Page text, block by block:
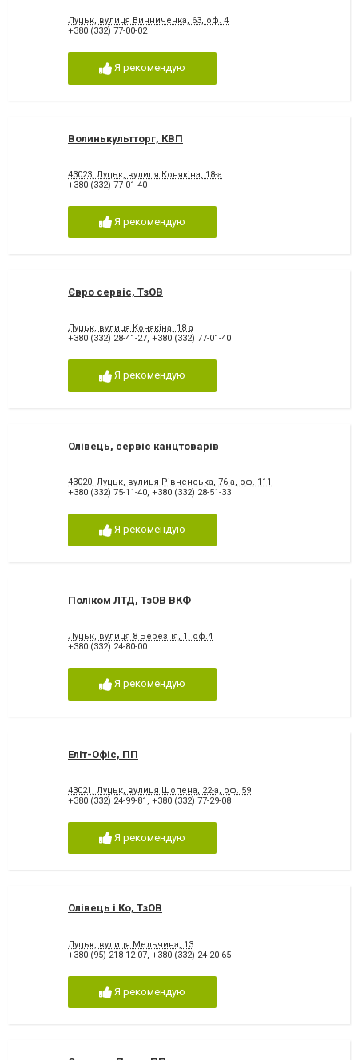
Луцьк, вулиця Винниченка, 63, оф. 4
+380 (332) 77-00-02
Я рекомендую
Волинькультторг, КВП
43023, Луцьк, вулиця Конякіна, 18-а
+380 (332) 77-01-40
Я рекомендую
Євро сервіс, ТзОВ
Луцьк, вулиця Конякіна, 18-а
+380 (332) 28-41-27, +380 (332) 77-01-40
Я рекомендую
Олівець, сервіс канцтоварів
43020, Луцьк, вулиця Рівненська, 76-а, оф. 111
+380 (332) 75-11-40, +380 (332) 28-51-33
Я рекомендую
Поліком ЛТД, ТзОВ ВКФ
Луцьк, вулиця 8 Березня, 1, оф.4
+380 (332) 24-80-00
Я рекомендую
Еліт-Офіс, ПП
43021, Луцьк, вулиця Шопена, 22-а, оф. 59
+380 (332) 24-99-81 , +380 (332) 77-29-08
Я рекомендую
Олівець і Ко, ТзОВ
Луцьк, вулиця Мельчина, 13
+380 (95) 218-12-07 +380 (332) 24-20-65
Я рекомендую